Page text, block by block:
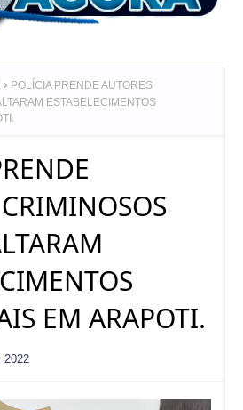
POLÍCIA PRENDE AUTORES
ESTABELECIMENTOS
EM ARAPOTI.
2022